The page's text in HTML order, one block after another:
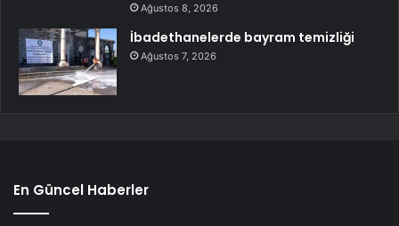
Ağustos 8, 2026
İbadethanelerde bayram temizliği
Ağustos 7, 2026
En Güncel Haberler